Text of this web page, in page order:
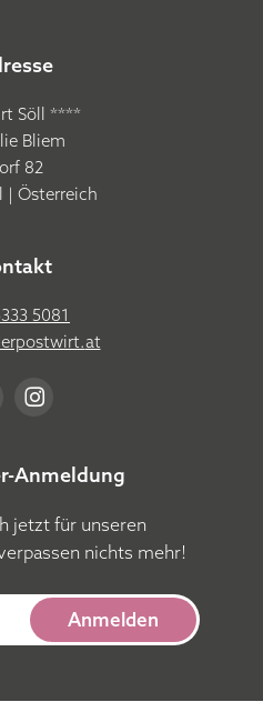
Söll ****
Bliem
82
| Österreich
5081
at
Anmeldung
jetzt für unseren
nichts mehr!
Anmelden